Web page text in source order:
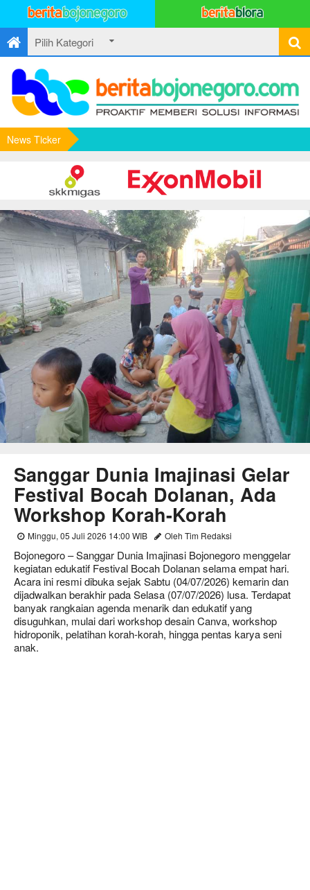
News Ticker
Sanggar Dunia Imajinasi Gelar
Festival Bocah Dolanan, Ada
Workshop Korah-Korah
Minggu, 05 Juli 2026 14:00 WIB Oleh Tim Redaksi
Bojonegoro – Sanggar Dunia Imajinasi Bojonegoro menggelar
kegiatan edukatif Festival Bocah Dolanan selama empat hari.
Acara ini resmi dibuka sejak Sabtu (04/07/2026) kemarin dan
dijadwalkan berakhir pada Selasa (07/07/2026) lusa. Terdapat
banyak rangkaian agenda menarik dan edukatif yang
disuguhkan, mulai dari workshop desain Canva, workshop
hidroponik, pelatihan korah-korah, hingga pentas karya seni
anak.